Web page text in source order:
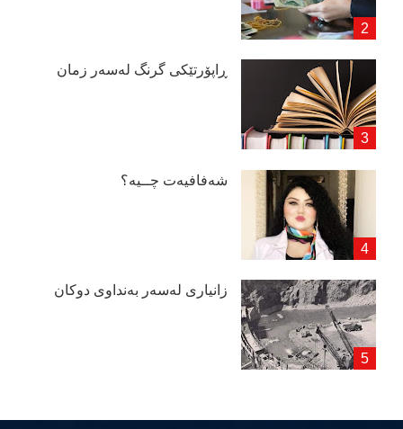
ڕاپۆرتێكی گرنگ لەسەر زمان
شەفافیەت چــیە؟
زانیاری لەسەر بەنداوی دوكان